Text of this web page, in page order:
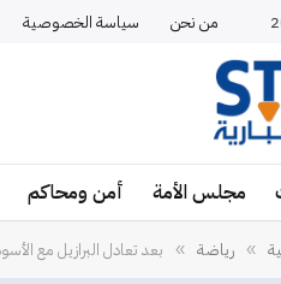
من نحن سياسة الخصوصية
مجلس الأمة أمن ومحاكم
» رياضة » بعد تعادل البرازيل مع